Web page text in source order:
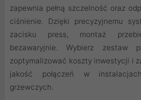
zapewnia pełną szczelność oraz
ciśnienie. Dzięki precyzyjnemu
zacisku press, montaż
bezawaryjnie. Wybierz zestaw
zoptymalizować koszty inwestycji i
jakość połączeń w
grzewczych.